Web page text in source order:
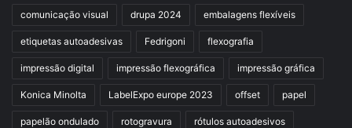
comunicação visual drupa 2024 embalagens flexíveis
etiquetas autoadesivas Fedrigoni flexografia
impressão digital impressão flexográfica impressão gráfica
Konica Minolta LabelExpo europe 2023 offset papel
papelão ondulado rotogravura rótulos autoadesivos